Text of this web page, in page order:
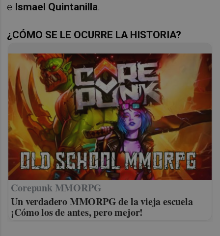
e Ismael Quintanilla.
¿CÓMO SE LE OCURRE LA HISTORIA?
Corepunk MMORPG
Un verdadero MMORPG de la vieja escuela
¡Cómo los de antes, pero mejor!